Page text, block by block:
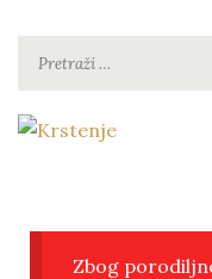
Zbog